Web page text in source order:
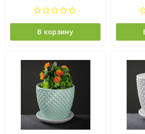
В корзину